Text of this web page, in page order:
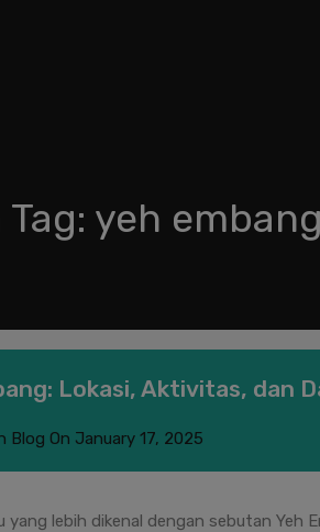
yeh embang
Lokasi, Aktivitas, dan
Blog On January 17, 2025
yang lebih dikenal dengan sebutan Yeh